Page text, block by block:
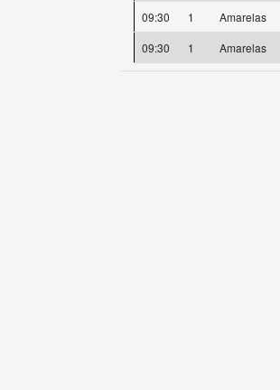
09:30
1 Amarelas
09:30
1 Amarelas